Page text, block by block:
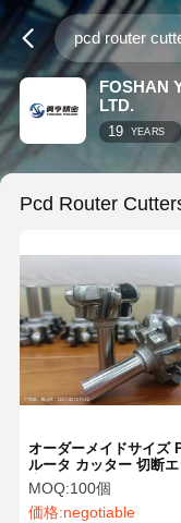
FOSHAN
LTD.
19 YEARS
Pcd Router
オーダーメイドサイズ
ルータ カッター 切断エ
直径 1/4 インチから 1
チ
MOQ:100個
価格:negotiable